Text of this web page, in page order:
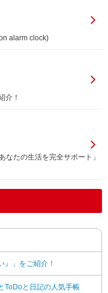
alarm clock)
介！
たの生活を完全サポート」
」をご紹介！
ToDoと日記の人気手帳